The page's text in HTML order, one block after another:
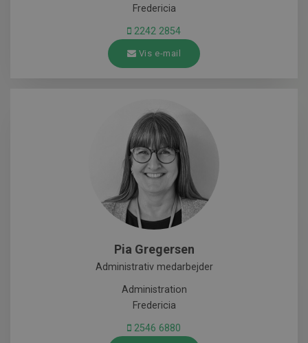
Fredericia
2242 2854
Vis e-mail
Pia Gregersen
Administrativ medarbejder
Administration
Fredericia
2546 6880